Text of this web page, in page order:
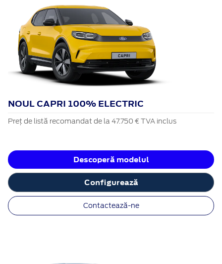
NOUL CAPRI 100% ELECTRIC
Preț de listă recomandat de la 47.750 € TVA inclus
Descoperă modelul
Configurează
Contactează-ne